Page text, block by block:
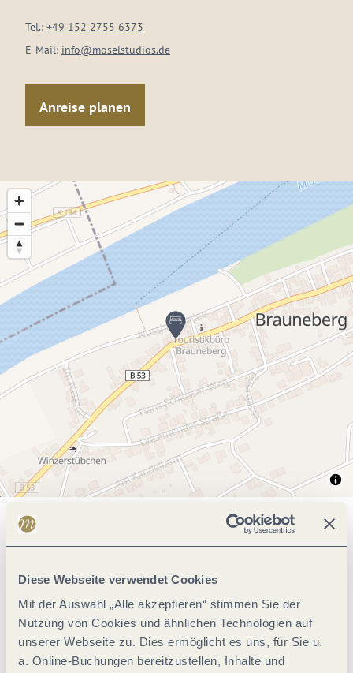
Diese Webseite verwendet Cookies
Mit der Auswahl „Alle akzeptieren“ stimmen Sie der
Nutzung von Cookies und ähnlichen Technologien auf
unserer Webseite zu. Dies ermöglicht es uns, für Sie u.
a. Online-Buchungen bereitzustellen, Inhalte und
Tel.: +49 152 2755 6373
E-Mail: info@moselstudios.de
Anreise planen
Allgemeine Informationen
Einrichtungen Betrieb
Ausstattung Zimmer/Appartement